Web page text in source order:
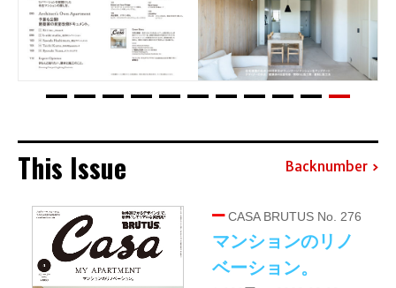
This Issue Backnumber
CASA BRUTUS No. 276
マンションのリノ
ベーション。